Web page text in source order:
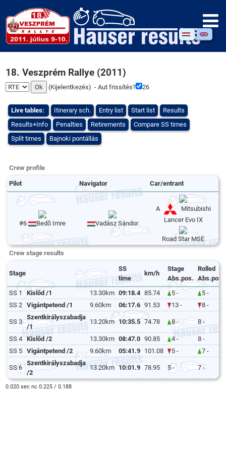
18. Veszprém Rallye (2011)
(Kijelentkezés) - Aut frissítés? 26
Live tables: Itinerary sch. Entry list Start list
Results
Results+Info
Penalties Retirements
Compare SS times
Split times
Bajnoki pontállás
Crew profile
Pilot Navigator Car/entrant
#6 Bedõ Imre Vadász Sándor
A
Mitsubishi
Lancer Evo IX
Road Star MSE
Crew stage results
Stage
SS
time
km/h
Stage
Abs.pos.
Rolled
Abs.pos.
SS 1 Kislõd /1 13.30km 09:18.4 85.74 5 -
5 -
SS 2
Vigántpetend /1 9.60km 06:17.6 91.53 13 - 8 -
SS 3
Szentkirályszabadja
/1
13.20km 10:35.5 74.78 8 - 8 -
SS 4 Kislõd /2 13.30km 08:47.0 90.85 4 -
8 -
SS 5
Vigántpetend /2 9.60km 05:41.9 101.08 5 - 7 -
SS 6
Szentkirályszabadja
/2
13.20km 10:01.9 78.95 5 - 7 -
0.020 sec nc 0.225 / 0.188